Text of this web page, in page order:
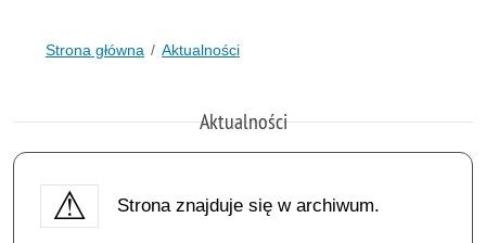
Strona główna Aktualności
Aktualności
Strona znajduje się w archiwum.